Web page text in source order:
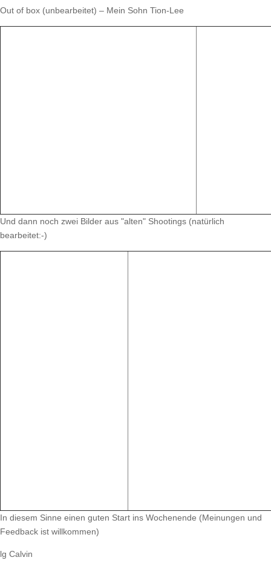
Out of box (unbearbeitet) – Mein Sohn Tion-Lee
Und dann noch zwei Bilder aus "alten" Shootings (natürlich
bearbeitet:-)
In diesem Sinne einen guten Start ins Wochenende (Meinungen und
Feedback ist willkommen)
lg Calvin